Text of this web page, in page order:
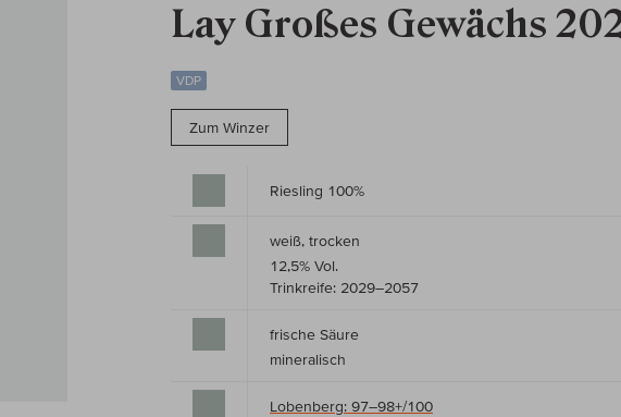
Lay Großes Gewächs
VDP
Zum Winzer
Riesling 100%
weiß, trocken
12,5% Vol.
Trinkreife: 2029–2057
frische Säure
mineralisch
Lobenberg: 97–98+/100